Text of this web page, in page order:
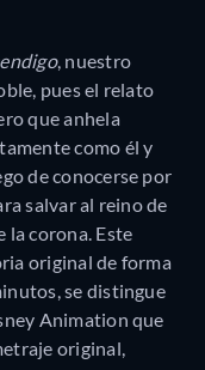
, nuestro
pues el relato
que anhela
como él y
de conocerse por
salvar al reino de
la corona. Este
original de forma
se distingue
Animation que
original,